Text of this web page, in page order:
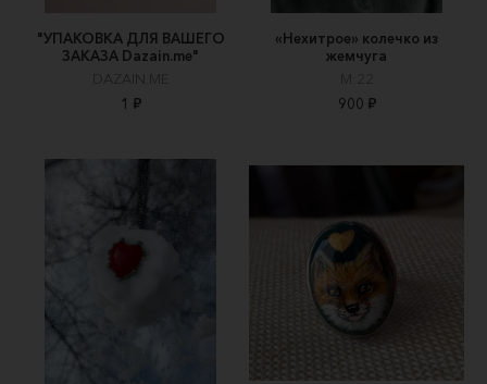
"УПАКОВКА ДЛЯ ВАШЕГО
ЗАКАЗА Dazain.me"
DAZAIN.ME
1 ₽
«Нехитрое» колечко из
жемчуга
M:22
900 ₽